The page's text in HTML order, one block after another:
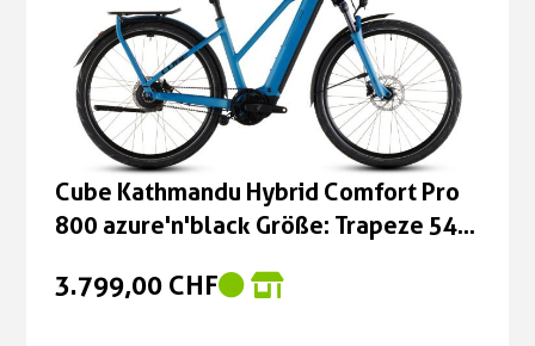
Cube Kathmandu Hybrid Comfort Pro
800 azure'n'black Größe: Trapeze 54
3.799,00 CHF